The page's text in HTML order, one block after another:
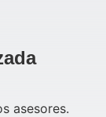
asesores.